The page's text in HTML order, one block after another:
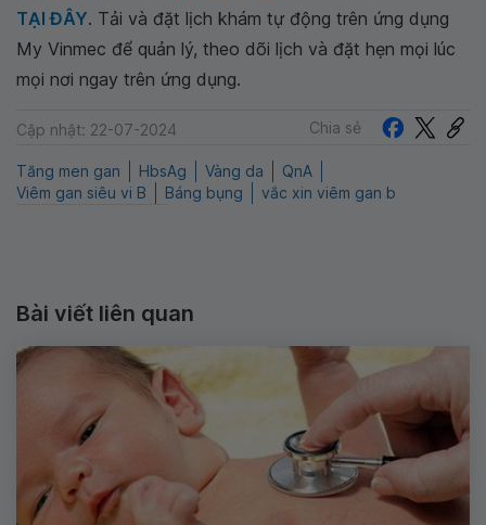
TẠI ĐÂY. Tải và đặt lịch khám tự động trên ứng dụng
My Vinmec để quản lý, theo dõi lịch và đặt hẹn mọi lúc
mọi nơi ngay trên ứng dụng.
Cập nhật: 22-07-2024 Chia sẻ
Tăng men gan HbsAg Vàng da
QnA
Viêm gan siêu vi B
Báng bụng vắc xin viêm gan b
Bài viết liên quan